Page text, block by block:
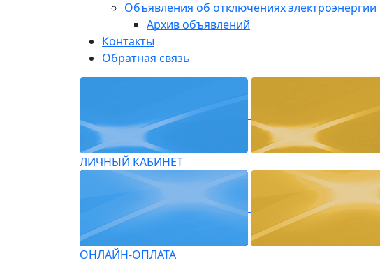
Объявления об отключениях электроэнергии
Архив объявлений
Контакты
Обратная связь
ЛИЧНЫЙ КАБИНЕТ
ОНЛАЙН-ОПЛАТА